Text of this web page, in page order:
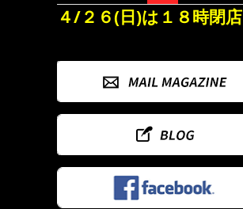
４/２６(日)は１８時閉店